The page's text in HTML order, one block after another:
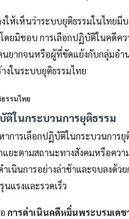
ให้เห็นว่าระบบยุติธรรมในไทย
ดยมิชอบ การเลือกปฏิบัติในคดี
ยากจนหรือผู้ที่ขัดแย้งกับกลุ่มอำ
งในระบบยุติธรรมไทย
รรมไทย
ติในกระบวนการยุติธรรม
การเลือกปฏิบัติในกระบวนการ
ยะตามสถานะทางสังคมหรือคว
เนินการอย่างล่าช้าและจบลงด้
แรงและรวดเร็ว
การดำเนินคดีหมิ่นพระบรมเด